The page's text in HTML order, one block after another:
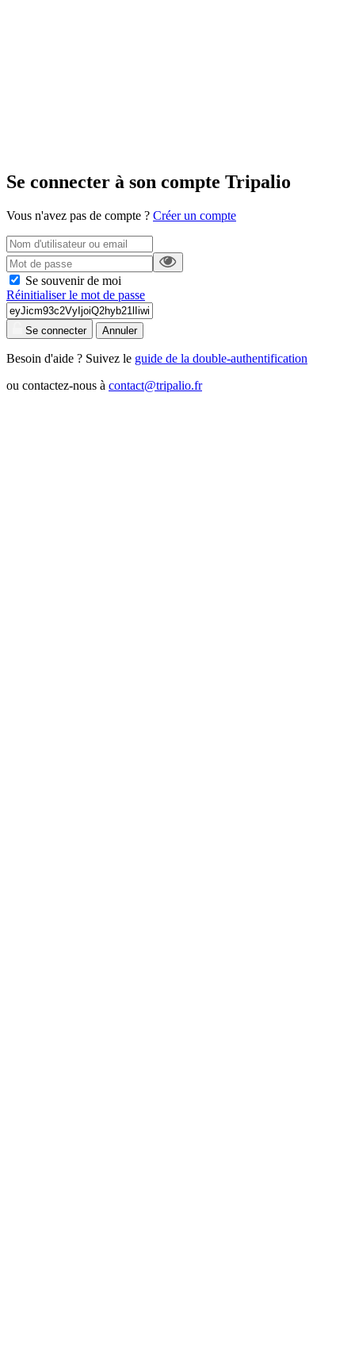
Se connecter à son compte Tripalio
Vous n'avez pas de compte ? Créer un compte
Se souvenir de moi
Réinitialiser le mot de passe
Se connecter Annuler
Besoin d'aide ? Suivez le guide de la double-authentification
ou contactez-nous à contact@tripalio.fr